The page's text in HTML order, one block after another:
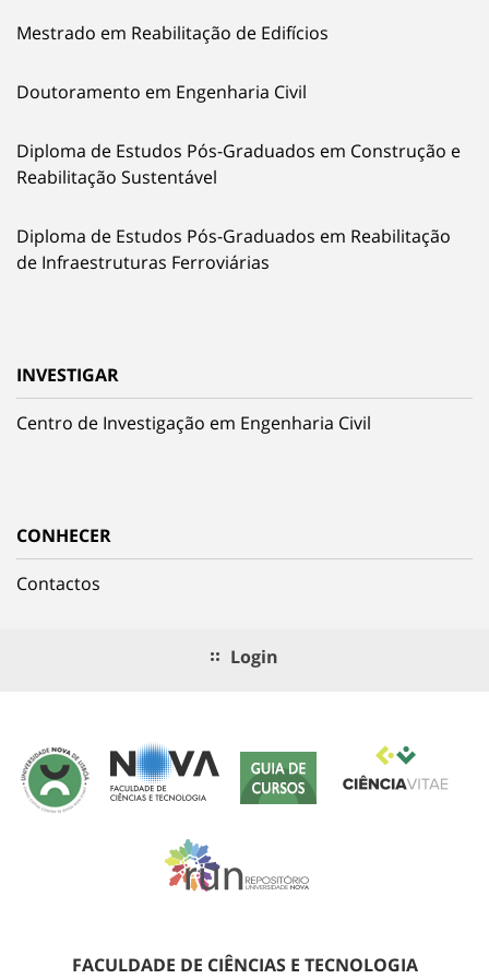
Mestrado em Reabilitação de Edifícios
Doutoramento em Engenharia Civil
Diploma de Estudos Pós-Graduados em Construção e
Reabilitação Sustentável
Diploma de Estudos Pós-Graduados em Reabilitação
de Infraestruturas Ferroviárias
INVESTIGAR
Centro de Investigação em Engenharia Civil
CONHECER
Contactos
Login
FACULDADE DE CIÊNCIAS E TECNOLOGIA